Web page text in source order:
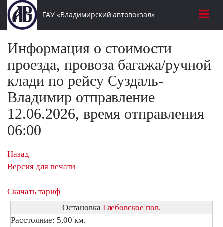
ГАУ «Владимирский автовокзал»
Информация о стоимости
проезда, провоза багажа/ручной
клади по рейсу Суздаль-
Владимир отправление
12.06.2026, время отправления
06:00
Назад
Версия для печати
Скачать тариф
Остановка Глебовское пов.
Расстояние: 5,00 км.